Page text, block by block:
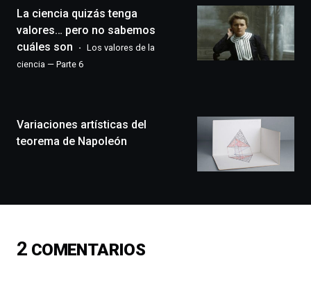
un
festival
la
exposiciones,
conferencias,
ciencia
de
La ciencia quizás tenga
valores… pero no sabemos
cuáles son
Los valores de la
ciencia — Parte 6
Variaciones artísticas del
teorema de Napoleón
2 COMENTARIOS